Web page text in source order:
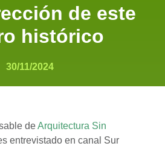
de este
histórico
30/11/2024
deArquitectura Sin
entrevistado en canal Sur